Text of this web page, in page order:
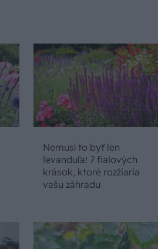
Nemusí to byť len
levanduľa! 7 fialových
krások, ktoré rozžiaria
vašu záhradu